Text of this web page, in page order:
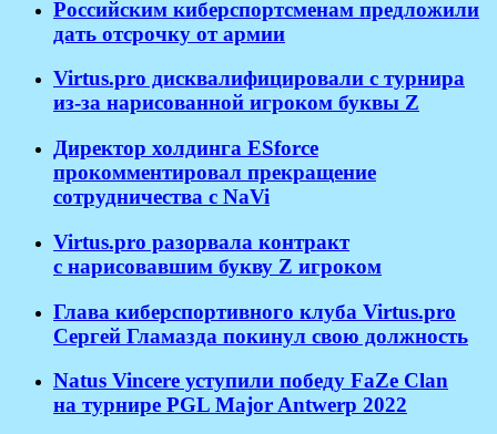
Российским киберспортсменам предложили
дать отсрочку от армии
Virtus.pro дисквалифицировали с турнира
из-за нарисованной игроком буквы Z
Директор холдинга ESforce
прокомментировал прекращение
сотрудничества с NaVi
​Virtus.pro разорвала контракт
с нарисовавшим букву Z игроком
Глава киберспортивного клуба Virtus.pro
Сергей Гламазда покинул свою должность
Natus Vincere уступили победу FaZe Clan
на турнире PGL Major Antwerp 2022